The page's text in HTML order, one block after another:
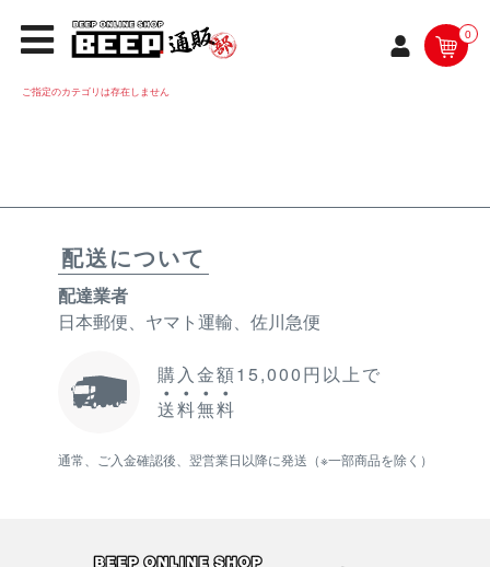
0
ご指定のカテゴリは存在しません
配送について
配達業者
日本郵便、ヤマト運輸、佐川急便
購入金額15,000円以上で
送料無料
通常、ご入金確認後、翌営業日以降に発送（※一部商品を除く）